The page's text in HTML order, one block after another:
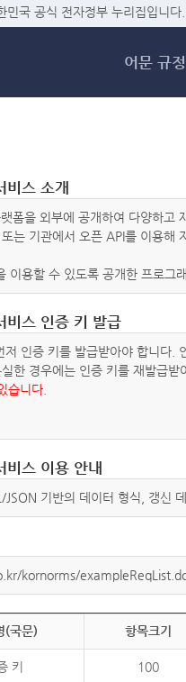
메
민국 공식 전자정부 누리집입니다.
어문 규정
비스 소개
폼을 외부에 공개하여 다양하
는 기관에서 오픈 API를 이용해
이용할 수 있도록 공개한 프로그
비스 인증 키 발급
인증 키를 발급받아야 합니다
한 경우에는 인증 키를 재발급받
습니다.
스 이용 안내
기반의 데이터 형식, 갱신
kornorms/
(국문) 항목크기
키 100